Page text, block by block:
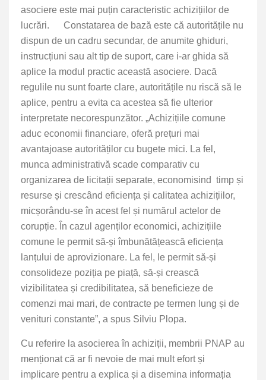
asociere este mai puțin caracteristic achizițiilor de
lucrări. Constatarea de bază este că autoritățile nu
dispun de un cadru secundar, de anumite ghiduri,
instrucțiuni sau alt tip de suport, care i-ar ghida să
aplice la modul practic această asociere. Dacă
regulile nu sunt foarte clare, autoritățile nu riscă să le
aplice, pentru a evita ca acestea să fie ulterior
interpretate necorespunzător. „Achizițiile comune
aduc economii financiare, oferă prețuri mai
avantajoase autorităților cu bugete mici. La fel,
munca administrativă scade comparativ cu
organizarea de licitații separate, economisind timp și
resurse și crescând eficiența și calitatea achizițiilor,
micșorându-se în acest fel și numărul actelor de
corupție. În cazul agenților economici, achizițiile
comune le permit să-și îmbunătățească eficiența
lanțului de aprovizionare. La fel, le permit să-și
consolideze poziția pe piață, să-și crească
vizibilitatea și credibilitatea, să beneficieze de
comenzi mai mari, de contracte pe termen lung și de
venituri constante”, a spus Silviu Plopa.
Cu referire la asocierea în achiziții, membrii PNAP au
menționat că ar fi nevoie de mai mult efort și
implicare pentru a explica și a disemina informația